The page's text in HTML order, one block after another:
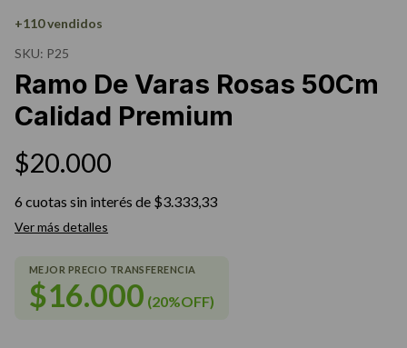
+110 vendidos
SKU: P25
Ramo De Varas Rosas 50Cm
Calidad Premium
$20.000
6 cuotas sin interés de $3.333,33
Ver más detalles
$16.000 (20%OFF)